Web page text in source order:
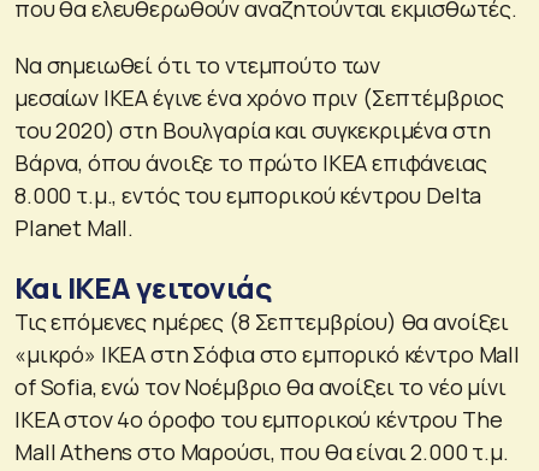
που θα ελευθερωθούν αναζητούνται εκμισθωτές.
Να σημειωθεί ότι το ντεμπούτο των
μεσαίων IKEA έγινε ένα χρόνο πριν (Σεπτέμβριος
του 2020) στη Βουλγαρία και συγκεκριμένα στη
Βάρνα, όπου άνοιξε το πρώτο ΙΚΕΑ επιφάνειας
8.000 τ.μ., εντός του εμπορικού κέντρου Delta
Planet Mall.
Και IKEA γειτονιάς
Τις επόμενες ημέρες (8 Σεπτεμβρίου) θα ανοίξει
«μικρό» IKEA στη Σόφια στο εμπορικό κέντρο Mall
of Sofia, ενώ τον Νοέμβριο θα ανοίξει το νέο μίνι
ΙΚΕΑ στον 4ο όροφο του εμπορικού κέντρου Τhe
Mall Athens στο Μαρούσι, που θα είναι 2.000 τ.μ.